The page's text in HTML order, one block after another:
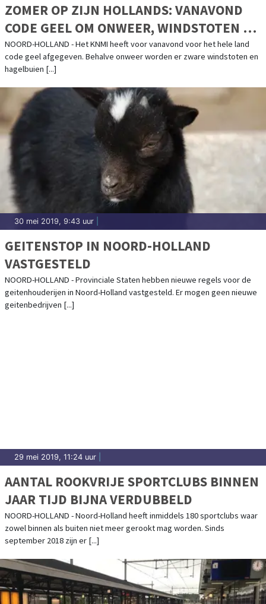
ZOMER OP ZIJN HOLLANDS: VANAVOND
CODE GEEL OM ONWEER, WINDSTOTEN EN
HAGEL
NOORD-HOLLAND - Het KNMI heeft voor vanavond voor het hele land
code geel afgegeven. Behalve onweer worden er zware windstoten en
hagelbuien [...]
30 mei 2019, 9:43 uur
GEITENSTOP IN NOORD-HOLLAND
VASTGESTELD
NOORD-HOLLAND - Provinciale Staten hebben nieuwe regels voor de
geitenhouderijen in Noord-Holland vastgesteld. Er mogen geen nieuwe
geitenbedrijven [...]
29 mei 2019, 11:24 uur
AANTAL ROOKVRIJE SPORTCLUBS BINNEN
JAAR TIJD BIJNA VERDUBBELD
NOORD-HOLLAND - Noord-Holland heeft inmiddels 180 sportclubs waar
zowel binnen als buiten niet meer gerookt mag worden. Sinds
september 2018 zijn er [...]